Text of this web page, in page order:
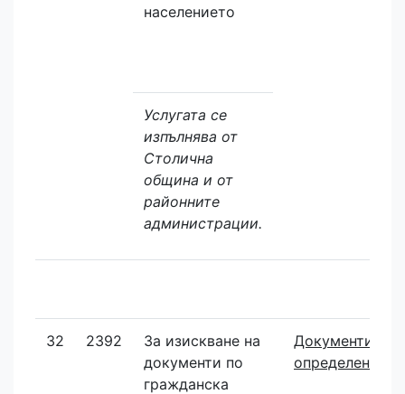
населението
Услугата се
изпълнява от
Столична
община и от
районните
администрации.
32 2392
За изискване на
документи по
гражданска
Документите
определените